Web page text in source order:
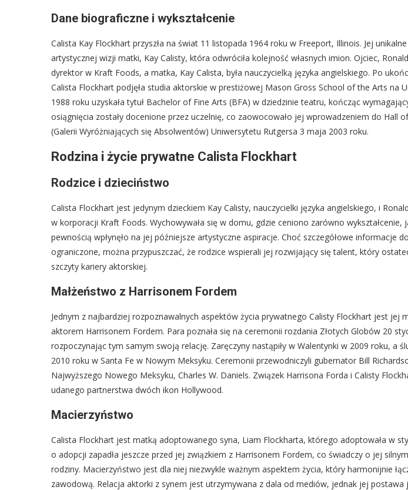
Dane biograficzne i wykształcenie
Calista Kay Flockhart przyszła na świat 11 listopada 1964 roku w Freeport, Illinois. Jej
artystycznej wizji matki, Kay Calisty, która odwróciła kolejność własnych imion. Ojciec,
dyrektor w Kraft Foods, a matka, Kay Calista, była nauczycielką języka angielskiego. Po
Calista Flockhart podjęła studia aktorskie w prestiżowej Mason Gross School of the Arts na
1988 roku uzyskała tytuł Bachelor of Fine Arts (BFA) w dziedzinie teatru, kończąc
osiągnięcia zostały docenione przez uczelnię, co zaowocowało jej wprowadzeniem do Hall
(Galerii Wyróżniających się Absolwentów) Uniwersytetu Rutgersa 3 maja 2003 roku.
Rodzina i życie prywatne Calista Flockhart
Rodzice i dzieciństwo
Calista Flockhart jest jedynym dzieckiem Kay Calisty, nauczycielki języka angielskiego, i
w korporacji Kraft Foods. Wychowywała się w domu, gdzie ceniono zarówno wykształcenie,
pewnością wpłynęło na jej późniejsze artystyczne aspiracje. Choć szczegółowe informacje
ograniczone, można przypuszczać, że rodzice wspierali jej rozwijający się talent, który
szczyty kariery aktorskiej.
Małżeństwo z Harrisonem Fordem
Jednym z najbardziej rozpoznawalnych aspektów życia prywatnego Calisty Flockhart jest jej
aktorem Harrisonem Fordem. Para poznała się na ceremonii rozdania Złotych Globów 20
rozpoczynając tym samym swoją relację. Zaręczyny nastąpiły w Walentynki w 2009 roku, a
2010 roku w Santa Fe w Nowym Meksyku. Ceremonii przewodniczyli gubernator Bill
Najwyższego Nowego Meksyku, Charles W. Daniels. Związek Harrisona Forda i Calisty
udanego partnerstwa dwóch ikon Hollywood.
Macierzyństwo
Calista Flockhart jest matką adoptowanego syna, Liam Flockharta, którego adoptowała w
o adopcji zapadła jeszcze przed jej związkiem z Harrisonem Fordem, co świadczy o jej
rodziny. Macierzyństwo jest dla niej niezwykle ważnym aspektem życia, który harmonijnie
zawodową. Relacja aktorki z synem jest utrzymywana z dala od mediów, jednak jej